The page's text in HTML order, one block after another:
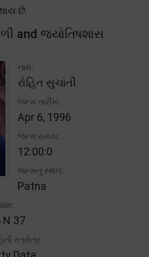
છે.
and જ્યોતિષશાસ
નામ:
રોહિત સુચાંતી
જન્મ તારીખ:
Apr 6, 1996
જન્મ સમય:
12:00:0
જન્મનું સ્થળ:
Patna
N 37
સ્ત્રોત્ર: